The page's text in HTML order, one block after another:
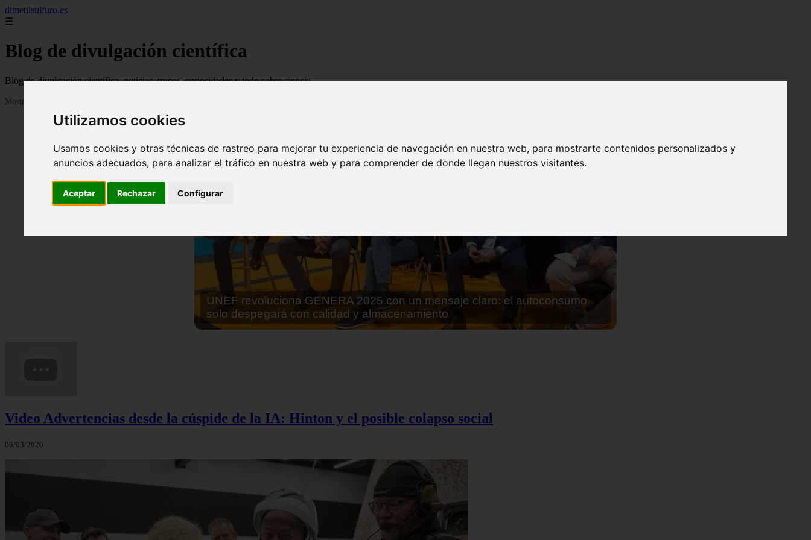
Utilizamos cookies
Usamos cookies y otras técnicas de rastreo para mejorar tu experiencia de navegación en nuestra web, para mostrarte contenidos personalizados y
anuncios adecuados, para analizar el tráfico en nuestra web y para comprender de donde llegan nuestros visitantes.
Aceptar Rechazar Configurar
dimetilsulfuro.es
☰
Blog de divulgación científica
Blog de divulgación científica, noticias, trucos, curiosidades y todo sobre ciencia
Mostrando 1 - 24 de 907 artículos
En África harán lo que parecía imposible: Utilizarán moléculas de agua para
cocinar sus alimentos
Video Advertencias desde la cúspide de la IA: Hinton y el posible colapso social
06/03/2026